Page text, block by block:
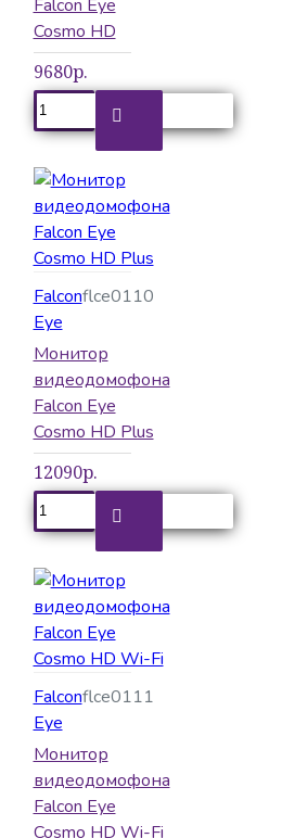
Falcon Eye
Cosmo HD
9680р.
Falcon
Eye
flce0110
Монитор
видеодомофона
Falcon Eye
Cosmo HD Plus
12090р.
Falcon
Eye
flce0111
Монитор
видеодомофона
Falcon Eye
Cosmo HD Wi-Fi